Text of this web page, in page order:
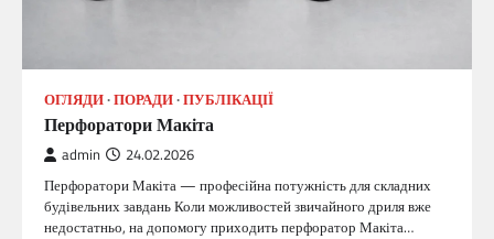
ОГЛЯДИ ПОРАДИ ПУБЛІКАЦІЇ
Перфоратори Макіта
admin 24.02.2026
Перфоратори Макіта — професійна потужність для складних
будівельних завдань Коли можливостей звичайного дриля вже
недостатньо, на допомогу приходить перфоратор Макіта…